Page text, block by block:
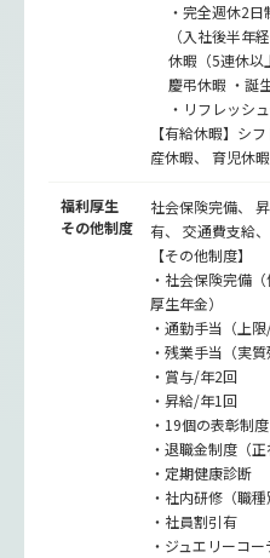
・完全週休2
（入社後半年
休暇（5連休以
慶弔休暇 ・誕
・リフレッシ
【有給休暇】シ
産休暇、 育児休
福利厚生
その他制度
社会保険完備、
有、 交通費支給
【その他制度】
・社会保険完備
厚生年金）
・通勤手当（上
・残業手当（実
・賞与/年2回
・昇給/年1回
・19個の表彰制
・退職金制度（
・定期健康診断
・社内研修（職
・社員割引有
・ジュエリーコ